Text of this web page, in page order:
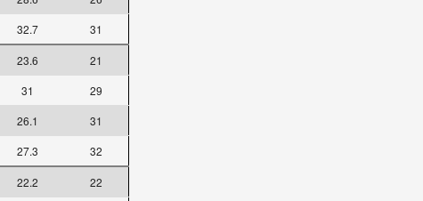
32.7 31
23.6
21
31
29
26.1
31
27.3 32
22.2 22